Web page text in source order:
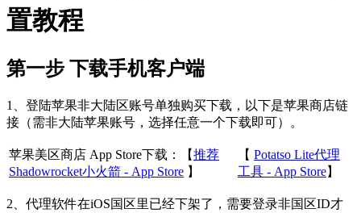
置教程
第一步 下载手机客户端
1、登陆苹果非大陆区账号单独购买下载，以下是苹果商店链
接（需非大陆苹果账号，选择任意一个下载即可）。
苹果美区商店 App Store下载：【推荐
Shadowrocket小火箭 - App Store 】
【 Potatso Lite代理
工具 - App Store】
2、代理软件在iOS国区里已经下架了，需要登录非国区ID才